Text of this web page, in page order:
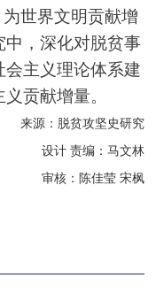
世界文明贡献增
中，深化对脱贫事
主义理论体系建
贡献增量。
来源：脱贫攻坚史研究
设计 责编：马文林
审核：陈佳莹 宋枫